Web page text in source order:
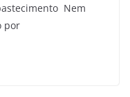
Nem
por